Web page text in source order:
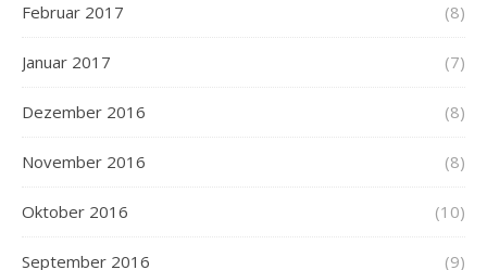
Februar 2017 (8)
Januar 2017 (7)
Dezember 2016 (8)
November 2016 (8)
Oktober 2016 (10)
September 2016 (9)